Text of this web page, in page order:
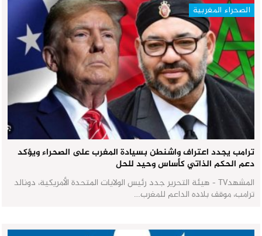
الصحراء المغربية
ترامب يجدد اعتراف واشنطن بسيادة المغرب على الصحراء ويؤكد
دعم الحكم الذاتي كأساس وحيد للحل
المشهدTV - هيئة التحرير جدد رئيس الولايات المتحدة الأمريكية، دونالد
ترامب، موقف بلاده الداعم للمغرب…